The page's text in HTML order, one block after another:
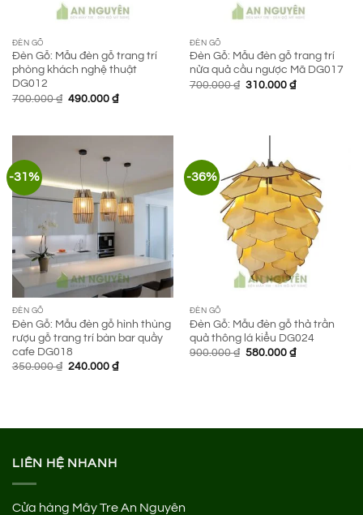
ĐÈN GỖ
Đèn Gỗ: Mẫu đèn gỗ trang trí
phòng khách nghệ thuật
DG012
700.000₫ Giá
490.000 ₫Giá
ĐÈN GỖ
Đèn Gỗ: Mẫu đèn gỗ trang trí
nửa quả cầu ngược Mã DG017
700.000₫ Giá
310.000 ₫Giá
-31%
ĐÈN GỖ
Đèn Gỗ: Mẫu đèn gỗ hình thùng
rượu gỗ trang trí bàn bar quầy
cafe DG018
350.000₫ Giá
240.000 ₫Giá
-36%
ĐÈN GỖ
Đèn Gỗ: Mẫu đèn gỗ thả trần
quả thông lá kiểu DG024
900.000₫ Giá
580.000 ₫Giá
LIÊN HỆ NHANH
Cửa hàng Mây Tre An Nguyên